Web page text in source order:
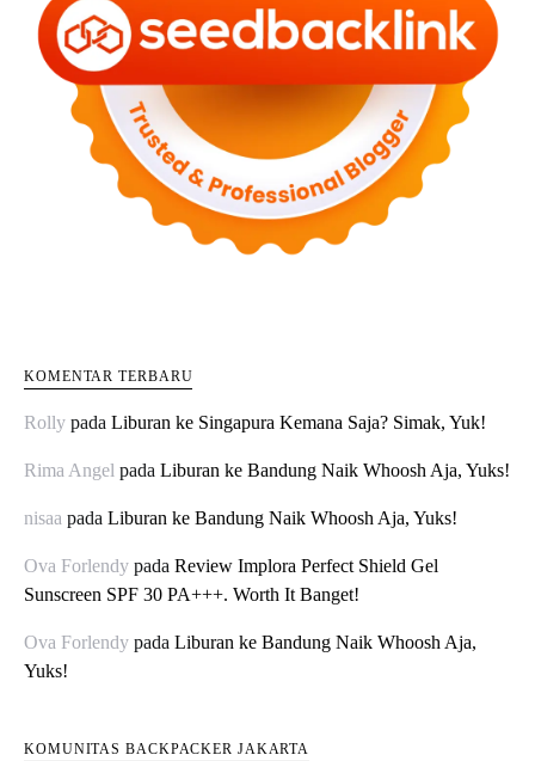
KOMENTAR TERBARU
Rolly pada Liburan ke Singapura Kemana Saja? Simak, Yuk!
Rima Angel pada Liburan ke Bandung Naik Whoosh Aja, Yuks!
nisaa pada Liburan ke Bandung Naik Whoosh Aja, Yuks!
Ova Forlendy pada Review Implora Perfect Shield Gel
Sunscreen SPF 30 PA+++. Worth It Banget!
Ova Forlendy pada Liburan ke Bandung Naik Whoosh Aja,
Yuks!
KOMUNITAS BACKPACKER JAKARTA